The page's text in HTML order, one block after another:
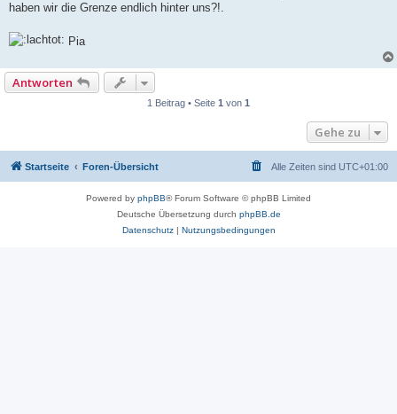
haben wir die Grenze endlich hinter uns?!.
Pia
Antworten
1 Beitrag • Seite 1 von 1
Gehe zu
Startseite Foren-Übersicht Alle Zeiten sind UTC+01:00
Powered by phpBB® Forum Software © phpBB Limited
Deutsche Übersetzung durch phpBB.de
Datenschutz| Nutzungsbedingungen